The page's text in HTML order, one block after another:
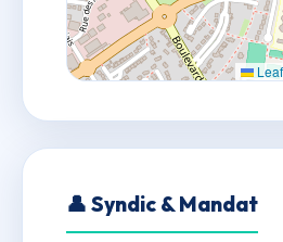
👤 Syndic & Mandat